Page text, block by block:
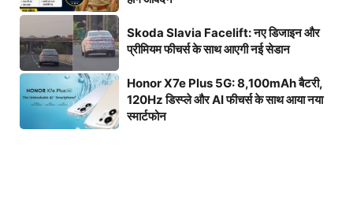
Skoda Slavia Facelift: नए डिजाइन और
प्रीमियम फीचर्स के साथ आएगी नई सेडान
Honor X7e Plus 5G: 8,100mAh बैटरी,
120Hz डिस्प्ले और AI फीचर्स के साथ आया नया
स्मार्टफोन